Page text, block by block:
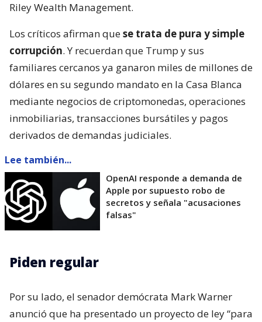
Riley Wealth Management.
Los críticos afirman quese trata de pura y simple
corrupción. Y recuerdan que Trump y sus
familiares cercanos ya ganaron miles de millones de
dólares en su segundo mandato en la Casa Blanca
mediante negocios de criptomonedas, operaciones
inmobiliarias, transacciones bursátiles y pagos
derivados de demandas judiciales.
Lee también...
OpenAI responde a demanda de
Apple por supuesto robo de
secretos y señala "acusaciones
falsas"
Piden regular
Por su lado, el senador demócrata Mark Warner
anunció que ha presentado un proyecto de ley “para